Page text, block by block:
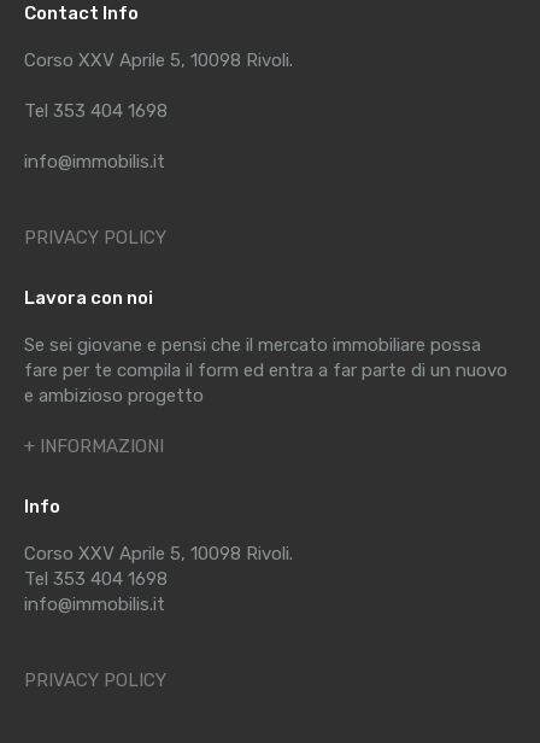
Contact Info
Corso XXV Aprile 5, 10098 Rivoli.
Tel 353 404 1698
info@immobilis.it
PRIVACY POLICY
Lavora con noi
Se sei giovane e pensi che il mercato immobiliare possa
fare per te compila il form ed entra a far parte di un nuovo
e ambizioso progetto
+ INFORMAZIONI
Info
Corso XXV Aprile 5, 10098 Rivoli.
Tel 353 404 1698
info@immobilis.it
PRIVACY POLICY